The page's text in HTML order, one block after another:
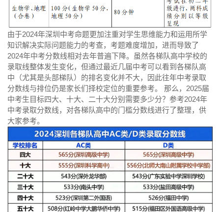
由于2024年深圳中考命题更加注重对学生思维能力和运用所学
知识解决实际问题能力的考查，考题难度增加，进而导致了
2024年中考分数线相对去年普遍下降。虽然各梯队高中学校的
录取线整体发生变化，但通过最近几届中考可以看到各梯队高
中（尤其是头部梯队）的排名变化并不大，因此往年中考录取
分数线与排位仍是家长们择校定位的重要参考。 那么，2025届
中考生目标四大、十大、二十大分别需要多少分？参考2024年
中考录取分数线，对各梯队高中的门槛分数线进行了整理，供
大家参考。